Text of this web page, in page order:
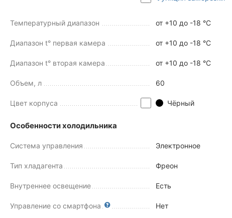
Температурный диапазон от +10 до -18 °C
Диапазон t° первая камера от +10 до -18 °C
Диапазон t° вторая камера от +10 до -18 °C
Объем, л 60
Цвет корпуса Чёрный
Особенности холодильника
Система управления Электронное
Тип хладагента Фреон
Внутреннее освещение Есть
Управление со смартфона Нет